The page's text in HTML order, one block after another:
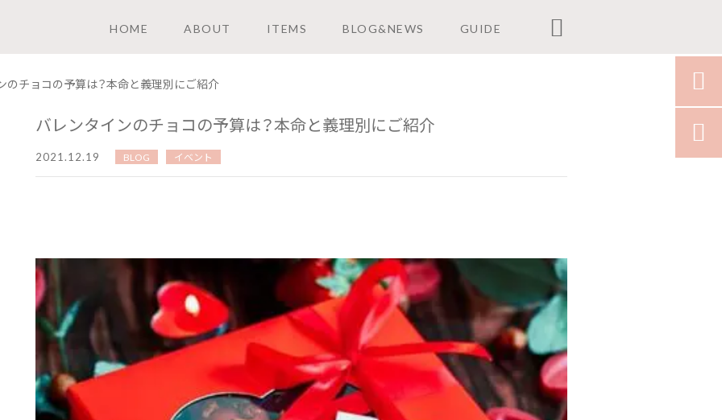
HOME ABOUT ITEMS BLOG&NEWS GUIDE 
のチョコの予算は？本命と義理別にご紹介
バレンタインのチョコの予算は？本命と義理別にご紹介
2021.12.19 BLOG イベント

